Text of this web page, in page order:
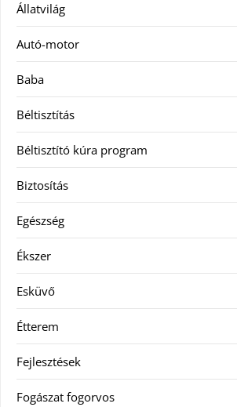
Állatvilág
Autó-motor
Baba
Béltisztítás
Béltisztító kúra program
Biztosítás
Egészség
Ékszer
Esküvő
Étterem
Fejlesztések
Fogászat fogorvos